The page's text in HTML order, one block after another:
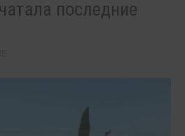
последние